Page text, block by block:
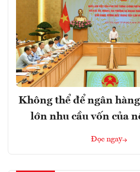
Không thể để ngân hàng
lớn nhu cầu vốn của
Đọc ngay